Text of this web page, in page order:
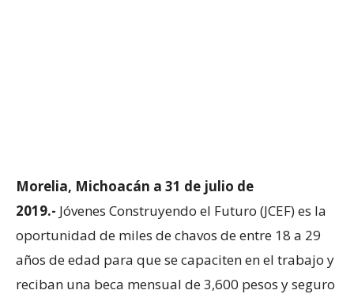
Morelia, Michoacán a 31 de julio de
2019.- Jóvenes Construyendo el Futuro (JCEF) es la
oportunidad de miles de chavos de entre 18 a 29
años de edad para que se capaciten en el trabajo y
reciban una beca mensual de 3,600 pesos y seguro